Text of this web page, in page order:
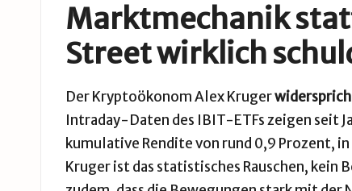
Marktmechanik
Street wirklich
Der Kryptoökonom Alex Kruger
Intraday-Daten des IBIT-ETFs zeigen seit
kumulative Rendite von rund 0,9 Prozent,
Kruger ist das statistisches Rauschen, kein